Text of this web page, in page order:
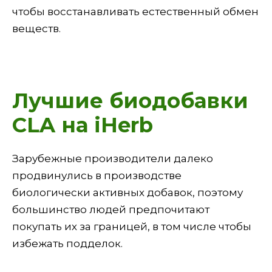
чтобы восстанавливать естественный обмен
веществ.
Лучшие биодобавки
CLA на iHerb
Зарубежные производители далеко
продвинулись в производстве
биологически активных добавок, поэтому
большинство людей предпочитают
покупать их за границей, в том числе чтобы
избежать подделок.